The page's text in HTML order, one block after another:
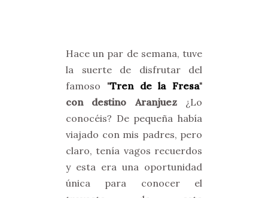
Hace un par de semana, tuve
la suerte de disfrutar del
famoso "Tren de la Fresa"
con destino Aranjuez¿Lo
conocéis? De pequeña había
viajado con mis padres, pero
claro, tenía vagos recuerdos
y esta era una oportunidad
única para conocer el